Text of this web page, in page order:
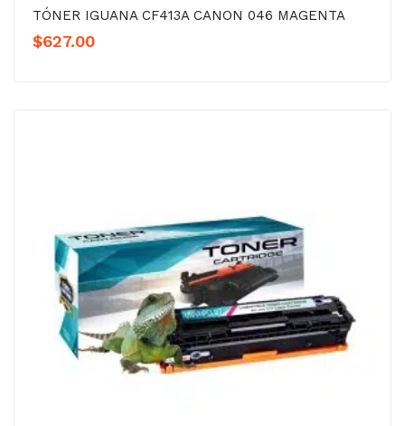
TÓNER IGUANA CF413A CANON 046 MAGENTA
$627.00